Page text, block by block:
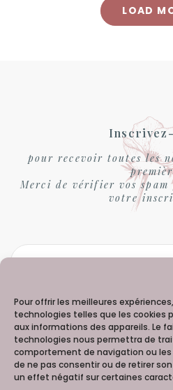
Pour offrir les meilleures
technologies telles que les cookies
aux informations des appareils. Le
technologies nous permettra de
comportement de navigation ou les
de ne pas consentir ou de retirer
un effet négatif sur certaines
LOAD
pour recevoir toutes les
Merci de vérifier vos
votre